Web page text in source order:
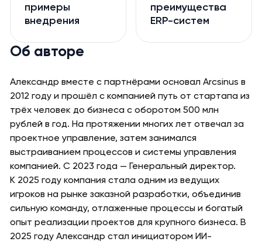
примеры
внедрения
преимущества
ERP-систем
Об авторе
Александр вместе с партнёрами основал Arcsinus в
2012 году и прошёл с компанией путь от стартапа из
трёх человек до бизнеса с оборотом 500 млн
рублей в год. На протяжении многих лет отвечал за
проектное управление, затем занимался
выстраиванием процессов и системы управления
компанией. С 2023 года — Генеральный директор.
К 2025 году компания стала одним из ведущих
игроков на рынке заказной разработки, объединив
сильную команду, отлаженные процессы и богатый
опыт реализации проектов для крупного бизнеса. В
2025 году Александр стал инициатором ИИ-